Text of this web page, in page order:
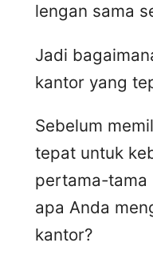
lengan sama
Jadi
kantor yang
Sebelum
tepat untuk
pertama-tama
apa Anda
kantor?